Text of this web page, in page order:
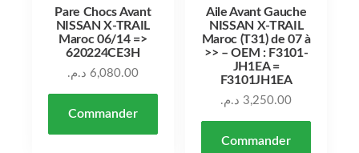
Pare Chocs Avant
NISSAN X-TRAIL
Maroc 06/14 =>
620224CE3H
6,080.00 د.م.
Commander
Aile Avant Gauche
NISSAN X-TRAIL
Maroc (T31) de 07 à
>> – OEM : F3101-
JH1EA =
F3101JH1EA
3,250.00 د.م.
Commander